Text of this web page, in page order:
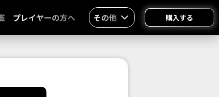
プレイヤーの方へ その他 購入する